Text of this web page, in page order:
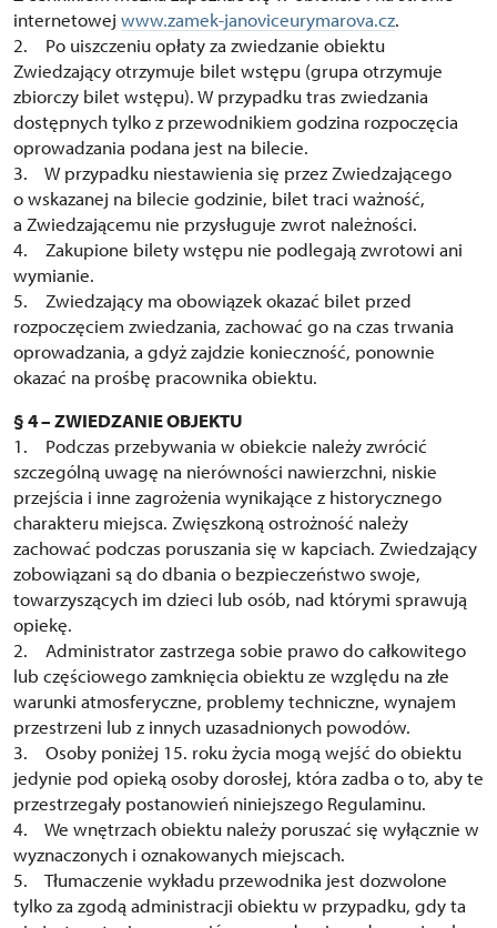
internetowej www.zamek-janoviceurymarova.cz.
2. Po uiszczeniu opłaty za zwiedzanie obiektu
Zwiedzający otrzymuje bilet wstępu (grupa otrzymuje
zbiorczy bilet wstępu). W przypadku tras zwiedzania
dostępnych tylko z przewodnikiem godzina rozpoczęcia
oprowadzania podana jest na bilecie.
3. W przypadku niestawienia się przez Zwiedzającego
o wskazanej na bilecie godzinie, bilet traci ważność,
a Zwiedzającemu nie przysługuje zwrot należności.
4. Zakupione bilety wstępu nie podlegają zwrotowi ani
wymianie.
5. Zwiedzający ma obowiązek okazać bilet przed
rozpoczęciem zwiedzania, zachować go na czas trwania
oprowadzania, a gdyż zajdzie konieczność, ponownie
okazać na prośbę pracownika obiektu.
§ 4 – ZWIEDZANIE OBJEKTU
1. Podczas przebywania w obiekcie należy zwrócić
szczególną uwagę na nierówności nawierzchni, niskie
przejścia i inne zagrożenia wynikające z historycznego
charakteru miejsca. Zwięszkoną ostrożność należy
zachować podczas poruszania się w kapciach. Zwiedzający
zobowiązani są do dbania o bezpieczeństwo swoje,
towarzyszących im dzieci lub osób, nad którymi sprawują
opiekę.
2. Administrator zastrzega sobie prawo do całkowitego
lub częściowego zamknięcia obiektu ze względu na złe
warunki atmosferyczne, problemy techniczne, wynajem
przestrzeni lub z innych uzasadnionych powodów.
3. Osoby poniżej 15. roku życia mogą wejść do obiektu
jedynie pod opieką osoby dorosłej, która zadba o to, aby te
przestrzegały postanowień niniejszego Regulaminu.
4. We wnętrzach obiektu należy poruszać się wyłącznie w
wyznaczonych i oznakowanych miejscach.
5. Tłumaczenie wykładu przewodnika jest dozwolone
tylko za zgodą administracji obiektu w przypadku, gdy ta